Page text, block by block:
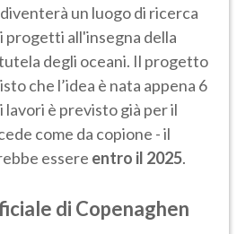
un luogo di ricerca
progetti all'insegna della
degli oceani. Il progetto
che l’idea è nata appena 6
lavori è previsto già per il
come da copione - il
essere entro il 2025.
di Copenaghen